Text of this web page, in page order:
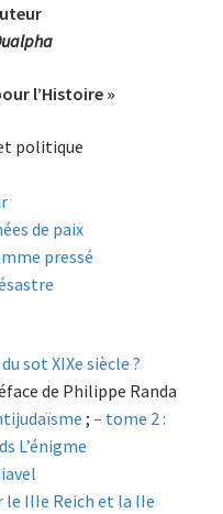
l’Histoire »
politique
de paix
pressé
sot XIXe siècle ?
de Philippe Randa
; – tome 2 :
L’énigme
IIIe Reich et la IIe